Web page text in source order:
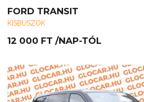
FORD TRANSIT
KISBUSZOK
12 000 FT /NAP-TÓL